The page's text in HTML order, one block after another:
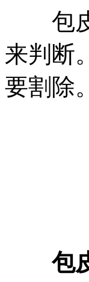
包皮
来判断
要割除。
包